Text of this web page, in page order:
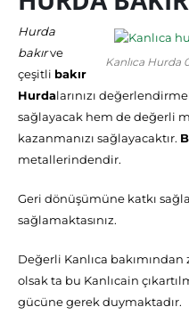
Kanlıca Hurda
Hurda
bakırve
çeşitli bakır
Hurdalarınızı
sağlayacak hem de değerli
kazanmanızı sağlayacaktır.
metallerindendir.
Geri dönüşümüne katkı
sağlamaktasınız.
Değerli Kanlıca
olsak ta bu Kanlıcain
gücüne gerek duymaktadır.